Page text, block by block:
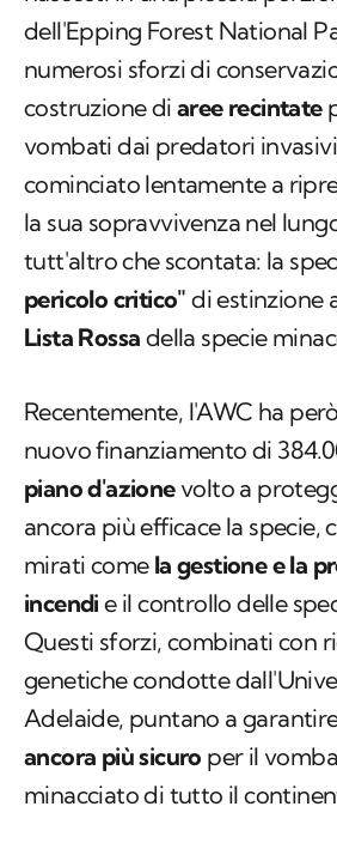
dell'Epping Forest National
numerosi sforzi di
costruzione diaree recintate
vombati dai predatori
cominciato lentamente a
la sua sopravvivenza nel
tutt'altro che scontata: la
pericolo critico" di estinzione
Lista Rossa della specie
Recentemente, l'AWC ha
nuovo finanziamento di
piano d'azionevolto a
ancora più efficace la specie,
mirati come la gestione e la
incendi e il controllo delle
Questi sforzi, combinati con
genetiche condotte
Adelaide, puntano a
ancora più sicuro per il
minacciato di tutto il